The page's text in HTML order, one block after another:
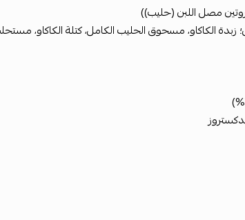
مصل اللبن (حليب))
زبدة الكاكاو، مسحوق الحليب الكامل، كتلة الكاكاو،